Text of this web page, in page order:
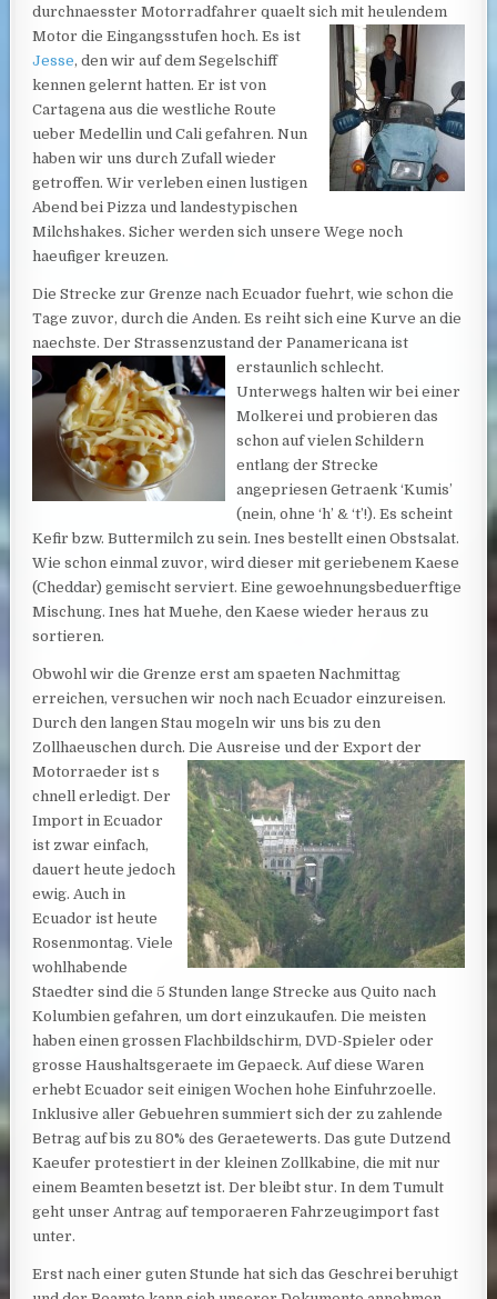
durchnaesster Motorradfahrer quaelt sich mit heulendem
Motor die Eingangsstufen hoch.Es ist
Jesse, den wir auf dem Segelschiff
kennen gelernt hatten. Er ist von
Cartagena aus die westliche Route
ueber Medellin und Cali gefahren. Nun
haben wir uns durch Zufall wieder
getroffen. Wir verleben einen lustigen
Abend bei Pizza und landestypischen
Milchshakes. Sicher werden sich unsere Wege noch
haeufiger kreuzen.
Die Strecke zur Grenze nach Ecuador fuehrt, wie schon die
Tage zuvor, durch die Anden. Es reiht sich eine Kurve an die
naechste. Der Strassenzustand der Panamericana ist
erstaunlich schlecht.
Unterwegs halten wir bei einer
Molkerei und probieren das
schon auf vielen Schildern
entlang der Strecke
angepriesen Getraenk ‘Kumis’
(nein, ohne ‘h’ & ‘t’!). Es scheint
Kefir bzw. Buttermilch zu sein. Ines bestellt einen Obstsalat.
Wie schon einmal zuvor, wird dieser mit geriebenem Kaese
(Cheddar) gemischt serviert. Eine gewoehnungsbeduerftige
Mischung. Ines hat Muehe, den Kaese wieder heraus zu
sortieren.
Obwohl wir die Grenze erst am spaeten Nachmittag
erreichen, versuchen wir noch nach Ecuador einzureisen.
Durch den langen Stau mogeln wir uns bis zu den
Zollhaeuschen durch. Die Ausreise und der Export der
Motorraeder ist s
chnell erledigt. Der
Import in Ecuador
ist zwar einfach,
dauert heute jedoch
ewig. Auch in
Ecuador ist heute
Rosenmontag. Viele
wohlhabende
Staedter sind die 5 Stunden lange Strecke aus Quito nach
Kolumbien gefahren, um dort einzukaufen. Die meisten
haben einen grossen Flachbildschirm, DVD-Spieler oder
grosse Haushaltsgeraete im Gepaeck. Auf diese Waren
erhebt Ecuador seit einigen Wochen hohe Einfuhrzoelle.
Inklusive aller Gebuehren summiert sich der zu zahlende
Betrag auf bis zu 80% des Geraetewerts. Das gute Dutzend
Kaeufer protestiert in der kleinen Zollkabine, die mit nur
einem Beamten besetzt ist. Der bleibt stur. In dem Tumult
geht unser Antrag auf temporaeren Fahrzeugimport fast
unter.
Erst nach einer guten Stunde hat sich das Geschrei beruhigt